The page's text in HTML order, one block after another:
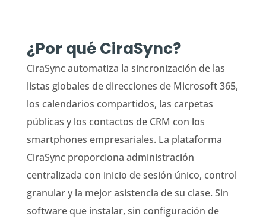
¿Por qué CiraSync?
CiraSync automatiza la sincronización de las
listas globales de direcciones de Microsoft 365,
los calendarios compartidos, las carpetas
públicas y los contactos de CRM con los
smartphones empresariales. La plataforma
CiraSync proporciona administración
centralizada con inicio de sesión único, control
granular y la mejor asistencia de su clase. Sin
software que instalar, sin configuración de